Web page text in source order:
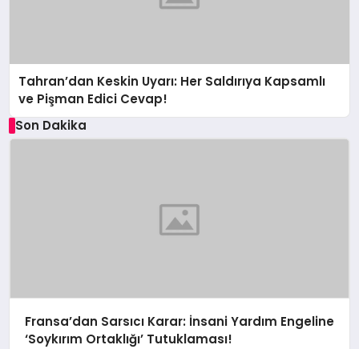
Tahran’dan Keskin Uyarı: Her Saldırıya Kapsamlı
ve Pişman Edici Cevap!
Son Dakika
Fransa’dan Sarsıcı Karar: İnsani Yardım Engeline
‘Soykırım Ortaklığı’ Tutuklaması!